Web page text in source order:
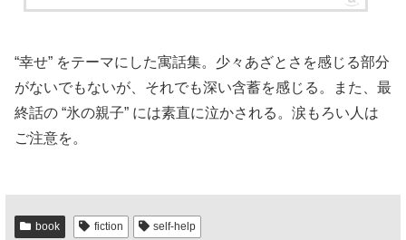
“幸せ” をテーマにした寓話集。少々あざとさを感じる部分
がないでもないが、それでも深い含蓄を感じる。また、最
終話の “氷の親子” には素直に泣かされる。涙もろい人は
ご注意を。
book fiction self-help